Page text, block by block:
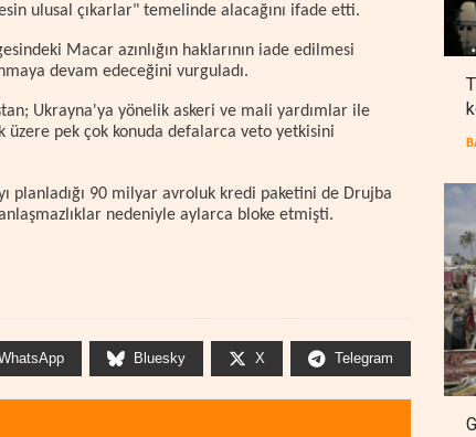
ulusal çıkarlar" temelinde alacağını ifade etti.
Macar azınlığın haklarının iade edilmesi
devam edeceğini vurguladı.
Ukrayna'ya yönelik askeri ve mali yardımlar ile
üzere pek çok konuda defalarca veto yetkisini
planladığı 90 milyar avroluk kredi paketini de Drujba
nedeniyle aylarca bloke etmişti.
Bluesky X Telegram